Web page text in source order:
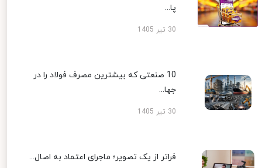
پا...
30 تیر 1405
10 صنعتی که بیشترین مصرف فولاد را در
جها...
30 تیر 1405
فراتر از یک تصویر؛ ماجرای اعتماد به اصال...